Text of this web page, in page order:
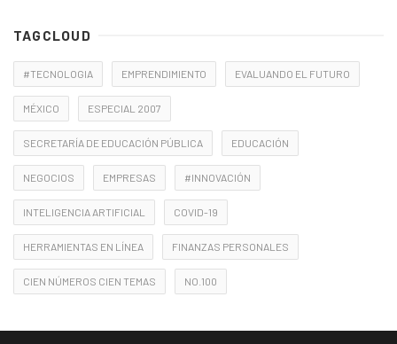
TAGCLOUD
#TECNOLOGIA EMPRENDIMIENTO EVALUANDO EL FUTURO
MÉXICO ESPECIAL 2007
SECRETARÍA DE EDUCACIÓN PÚBLICA EDUCACIÓN
NEGOCIOS EMPRESAS #INNOVACIÓN
INTELIGENCIA ARTIFICIAL COVID-19
HERRAMIENTAS EN LÍNEA FINANZAS PERSONALES
CIEN NÚMEROS CIEN TEMAS NO.100